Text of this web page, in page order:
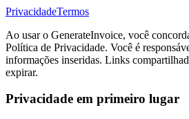
PrivacidadeTermos
Ao usar o GenerateInvoice, você
Política de Privacidade. Você é
informações inseridas. Links
expirar.
Privacidade em primeiro lugar